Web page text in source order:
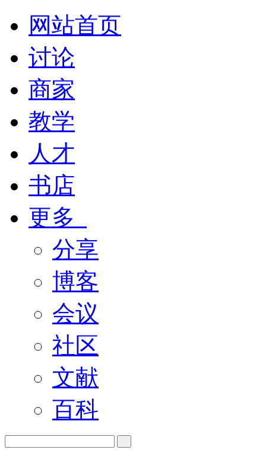
网站首页
讨论
商家
教学
人才
书店
更多
分享
博客
会议
社区
文献
百科